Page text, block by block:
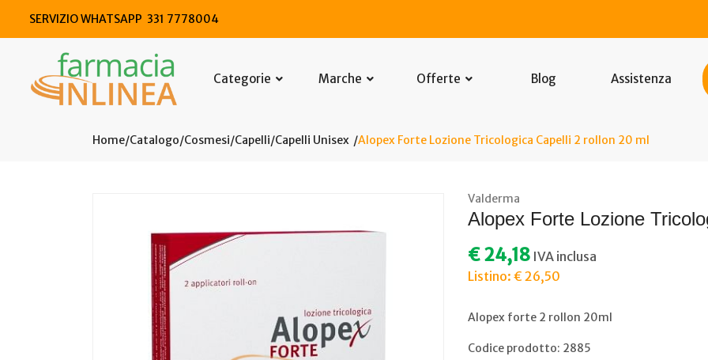
SERVIZIO WHATSAPP 331 7778004
Categorie Marche Offerte Blog Assistenza
Home Catalogo/Cosmesi/Capelli/Capelli Unisex Alopex Forte Lozione Tricologica Capelli 2 rollon 20 ml
Valderma
Alopex Forte Lozione
€ 24,18 IVA inclusa
Listino: € 26,50
Alopex forte 2 rollon 20ml
Codice prodotto: 2885